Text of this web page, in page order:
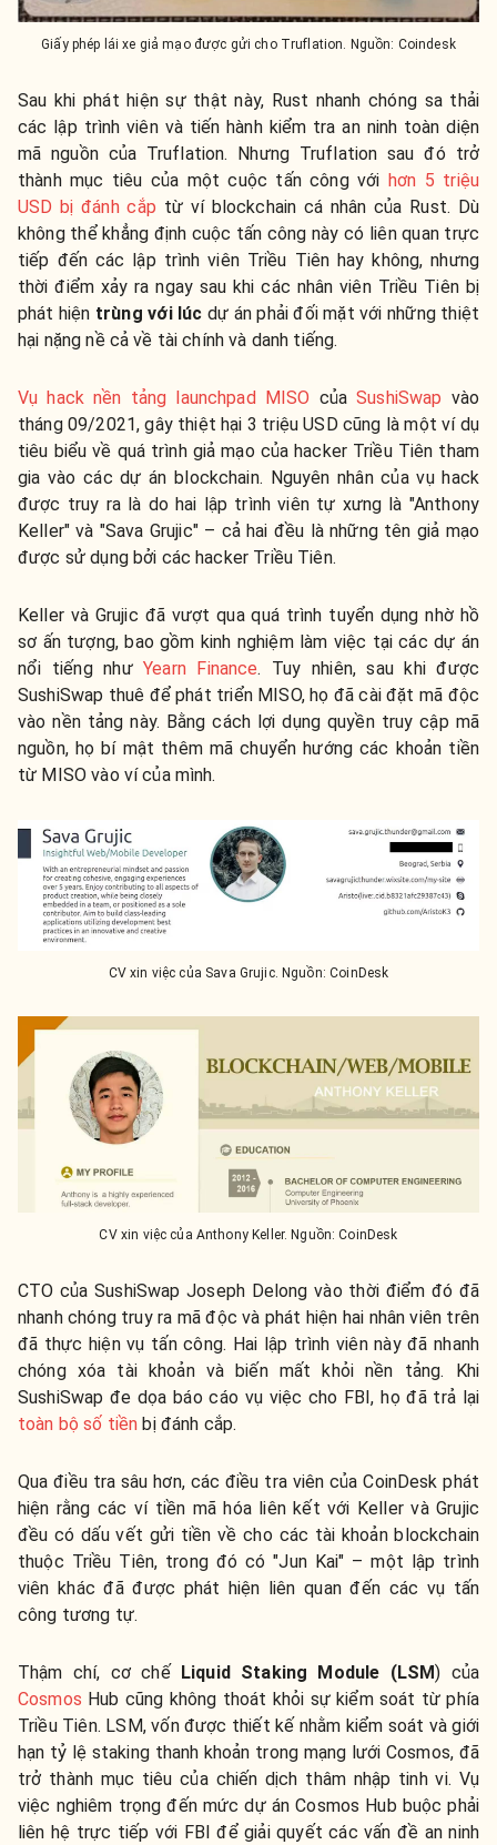
Giấy phép lái xe giả mạo được gửi cho Truflation. Nguồn: Coindesk
Sau khi phát hiện sự thật này, Rust nhanh chóng sa thải
các lập trình viên và tiến hành kiểm tra an ninh toàn diện
mã nguồn của Truflation. Nhưng Truflation sau đó trở
thành mục tiêu của một cuộc tấn công với hơn 5 triệu
USD bị đánh cắp từ ví blockchain cá nhân của Rust. Dù
không thể khẳng định cuộc tấn công này có liên quan trực
tiếp đến các lập trình viên Triều Tiên hay không, nhưng
thời điểm xảy ra ngay sau khi các nhân viên Triều Tiên bị
phát hiện trùng với lúc dự án phải đối mặt với những thiệt
hại nặng nề cả về tài chính và danh tiếng.
Vụ hack nền tảng launchpad MISO củaSushiSwap vào
tháng 09/2021, gây thiệt hại 3 triệu USD cũng là một ví dụ
tiêu biểu về quá trình giả mạo của hacker Triều Tiên tham
gia vào các dự án blockchain. Nguyên nhân của vụ hack
được truy ra là do hai lập trình viên tự xưng là "Anthony
Keller" và "Sava Grujic" – cả hai đều là những tên giả mạo
được sử dụng bởi các hacker Triều Tiên.
Keller và Grujic đã vượt qua quá trình tuyển dụng nhờ hồ
sơ ấn tượng, bao gồm kinh nghiệm làm việc tại các dự án
nổi tiếng nhưYearn Finance. Tuy nhiên, sau khi được
SushiSwap thuê để phát triển MISO, họ đã cài đặt mã độc
vào nền tảng này. Bằng cách lợi dụng quyền truy cập mã
nguồn, họ bí mật thêm mã chuyển hướng các khoản tiền
từ MISO vào ví của mình.
CV xin việc của Sava Grujic. Nguồn: CoinDesk
CV xin việc của Anthony Keller. Nguồn: CoinDesk
CTO của SushiSwap Joseph Delong vào thời điểm đó đã
nhanh chóng truy ra mã độc và phát hiện hai nhân viên trên
đã thực hiện vụ tấn công. Hai lập trình viên này đã nhanh
chóng xóa tài khoản và biến mất khỏi nền tảng. Khi
SushiSwap đe dọa báo cáo vụ việc cho FBI, họ đã trả lại
toàn bộ số tiền bị đánh cắp.
Qua điều tra sâu hơn, các điều tra viên của CoinDesk phát
hiện rằng các ví tiền mã hóa liên kết với Keller và Grujic
đều có dấu vết gửi tiền về cho các tài khoản blockchain
thuộc Triều Tiên, trong đó có "Jun Kai" – một lập trình
viên khác đã được phát hiện liên quan đến các vụ tấn
công tương tự.
Thậm chí, cơ chế Liquid Staking Module (LSM) của
Cosmos Hub cũng không thoát khỏi sự kiểm soát từ phía
Triều Tiên. LSM, vốn được thiết kế nhằm kiểm soát và giới
hạn tỷ lệ staking thanh khoản trong mạng lưới Cosmos, đã
trở thành mục tiêu của chiến dịch thâm nhập tinh vi. Vụ
việc nghiêm trọng đến mức dự án Cosmos Hub buộc phải
liên hệ trực tiếp với FBI để giải quyết các vấn đề an ninh